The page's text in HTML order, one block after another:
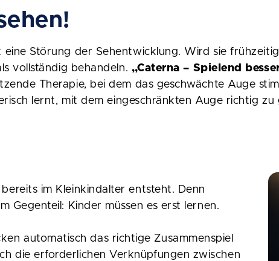
eine Störung der Sehentwicklung. Wird sie
vollständig behandeln. „Caterna – Spielend
Therapie, bei dem das geschwächte Auge
lernt, mit dem eingeschränkten Auge richtig zu
im Kleinkindalter entsteht. Denn
Gegenteil: Kinder müssen es erst lernen.
automatisch das richtige Zusammenspiel
die erforderlichen Verknüpfungen zwischen